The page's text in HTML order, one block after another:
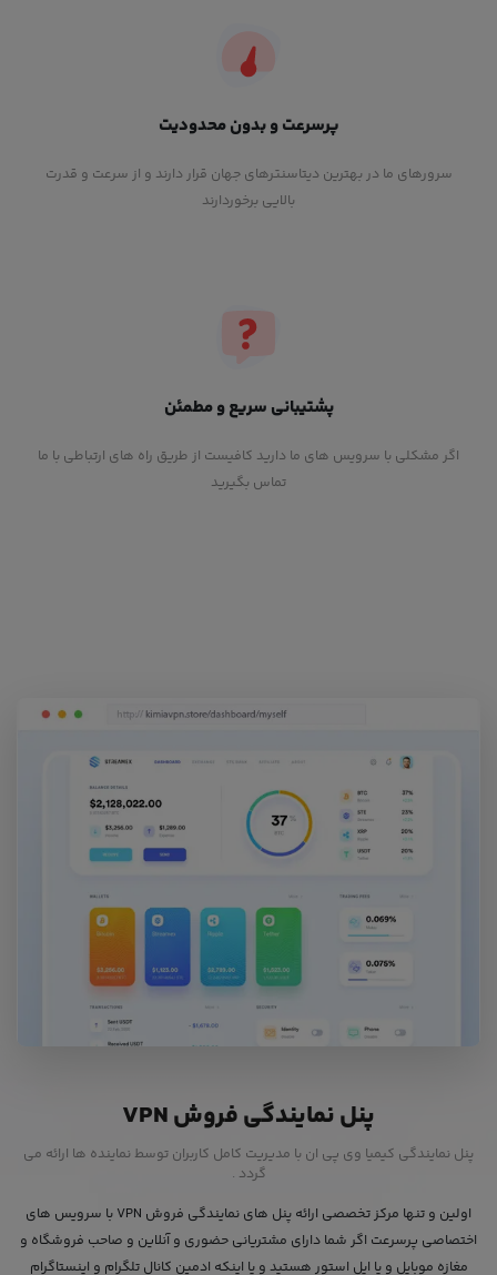
پرسرعت و بدون محدودیت
سرورهای ما در بهترین دیتاسنترهای جهان قرار دارند و از سرعت و قدرت
بالایی برخوردارند
پشتیبانی سریع و مطمئن
اگر مشکلی با سرویس های ما دارید کافیست از طریق راه های ارتباطی با ما
تماس بگیرید
پنل نمایندگی فروش VPN
پنل نمایندگی کیمیا وی پی ان با مدیریت کامل کاربران توسط نماینده ها ارائه می
گردد .
اولین و تنها مرکز تخصصی ارائه پنل های نمایندگی فروش VPN با سرویس های
اختصاصی پرسرعت اگر شما دارای مشتریانی حضوری و آنلاین و صاحب فروشگاه و
مغازه موبایل و یا اپل استور هستید و یا اینکه ادمین کانال تلگرام و اینستاگرام